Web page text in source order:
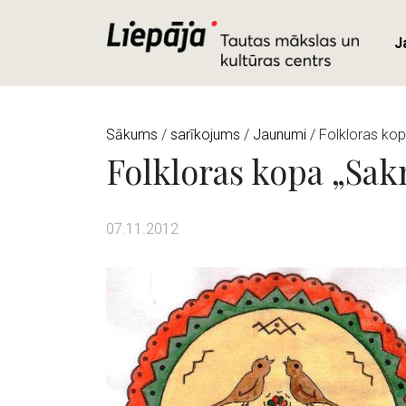
Sākums / sarīkojums / Jaunumi / Folkloras
Folkloras kopa
07.11.2012